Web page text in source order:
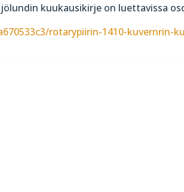
kuukausikirje on luettavissa
rotarypiirin-1410-kuvernrin-